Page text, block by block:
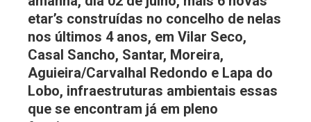
etar’s construídas no concelho de nelas
nos últimos 4 anos, em Vilar Seco,
Casal Sancho, Santar, Moreira,
Aguieira/Carvalhal Redondo e Lapa do
Lobo, infraestruturas ambientais essas
que se encontram já em pleno